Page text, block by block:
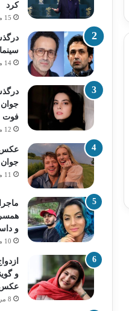
کرد
15 مرداد 1405
14 مرداد 1405
فوت
12 مرداد 1405
عکس
11 مرداد 1405
و
10 مرداد 1405
و
8 مرداد 1405